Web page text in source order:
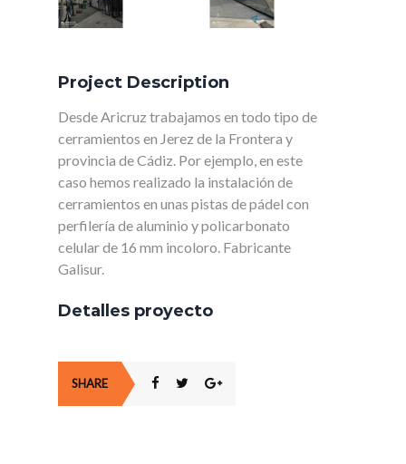
Project Description
Desde Aricruz trabajamos en todo tipo de
cerramientos en Jerez de la Frontera y
provincia de Cádiz. Por ejemplo, en este
caso hemos realizado la instalación de
cerramientos en unas pistas de pádel con
perfilería de aluminio y policarbonato
celular de 16 mm incoloro. Fabricante
Galisur.
Detalles proyecto
SHARE